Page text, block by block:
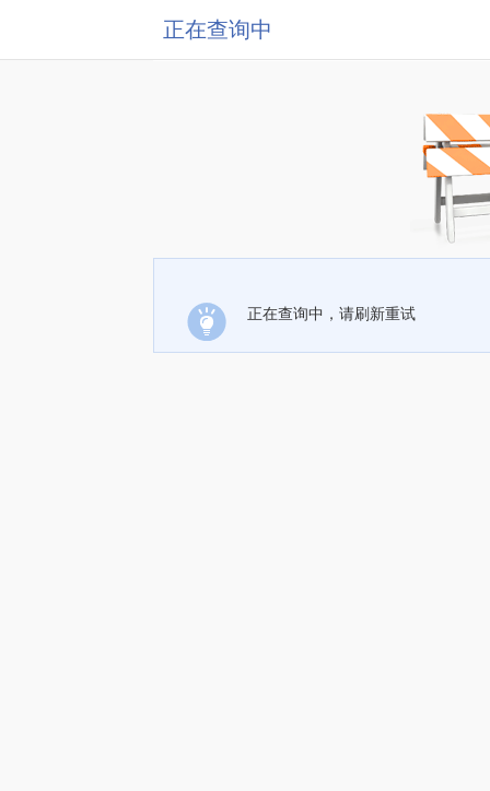
正在查询中
正在查询中，请刷新重试